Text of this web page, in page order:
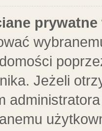
Jeżeli